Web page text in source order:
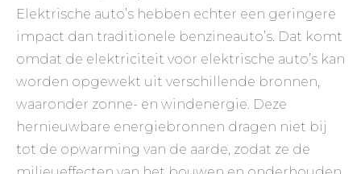
Elektrische auto’s hebben echter een geringere
impact dan traditionele benzineauto’s. Dat komt
omdat de elektriciteit voor elektrische auto’s kan
worden opgewekt uit verschillende bronnen,
waaronder zonne- en windenergie. Deze
hernieuwbare energiebronnen dragen niet bij
tot de opwarming van de aarde, zodat ze de